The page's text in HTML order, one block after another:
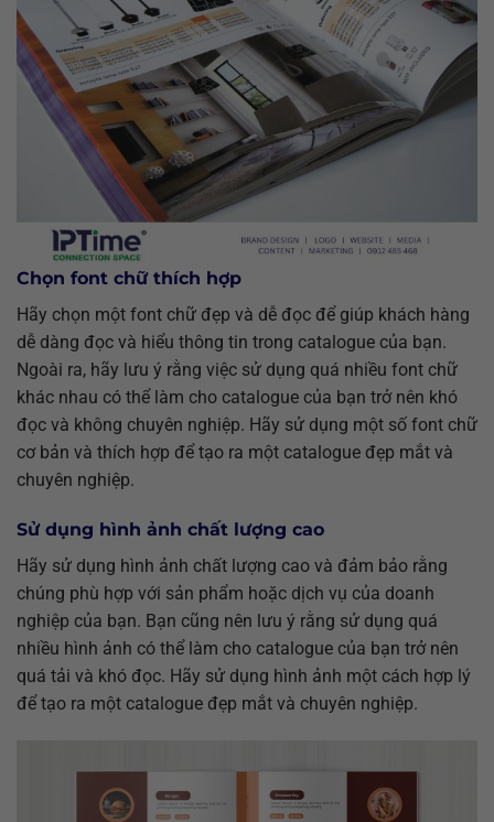
Chọn font chữ thích hợp
Hãy chọn một font chữ đẹp và dễ đọc để giúp khách hàng
dễ dàng đọc và hiểu thông tin trong catalogue của bạn.
Ngoài ra, hãy lưu ý rằng việc sử dụng quá nhiều font chữ
khác nhau có thể làm cho catalogue của bạn trở nên khó
đọc và không chuyên nghiệp. Hãy sử dụng một số font chữ
cơ bản và thích hợp để tạo ra một catalogue đẹp mắt và
chuyên nghiệp.
Sử dụng hình ảnh chất lượng cao
Hãy sử dụng hình ảnh chất lượng cao và đảm bảo rằng
chúng phù hợp với sản phẩm hoặc dịch vụ của doanh
nghiệp của bạn. Bạn cũng nên lưu ý rằng sử dụng quá
nhiều hình ảnh có thể làm cho catalogue của bạn trở nên
quá tải và khó đọc. Hãy sử dụng hình ảnh một cách hợp lý
để tạo ra một catalogue đẹp mắt và chuyên nghiệp.